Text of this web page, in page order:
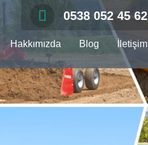
0538 052 45 62
Hakkımızda Blog İletişim